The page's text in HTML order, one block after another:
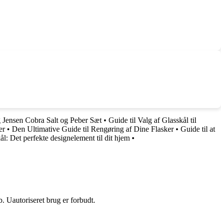
Cobra Salt og Peber Sæt • Guide til Valg af Glasskål til
• Den Ultimative Guide til Rengøring af Dine Flasker• Guide til at
Det perfekte designelement til dit hjem •
Uautoriseret brug er forbudt.